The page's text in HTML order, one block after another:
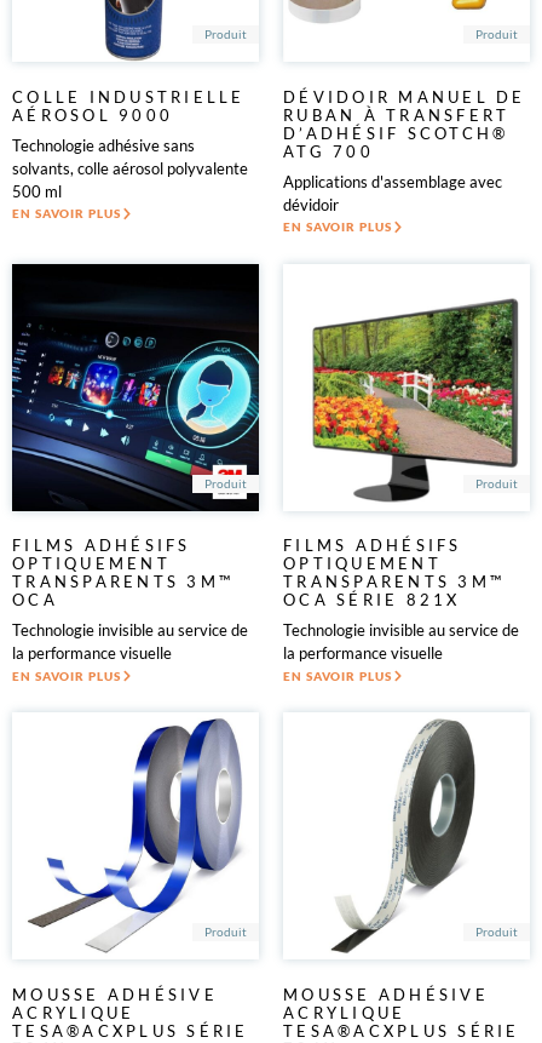
Produit
COLLE INDUSTRIELLE
AÉROSOL 9000
Technologie adhésive sans
solvants, colle aérosol polyvalente
500 ml
EN SAVOIR PLUS
Produit
DÉVIDOIR MANUEL DE
RUBAN À TRANSFERT
D’ADHÉSIF SCOTCH®
ATG 700
Applications d'assemblage avec
dévidoir
EN SAVOIR PLUS
Produit
FILMS ADHÉSIFS
OPTIQUEMENT
TRANSPARENTS 3M™
OCA
Technologie invisible au service de
la performance visuelle
EN SAVOIR PLUS
Produit
FILMS ADHÉSIFS
OPTIQUEMENT
TRANSPARENTS 3M™
OCA SÉRIE 821X
Technologie invisible au service de
la performance visuelle
EN SAVOIR PLUS
Produit
MOUSSE ADHÉSIVE
ACRYLIQUE
TESA®ACXPLUS SÉRIE
Produit
MOUSSE ADHÉSIVE
ACRYLIQUE
TESA®ACXPLUS SÉRIE